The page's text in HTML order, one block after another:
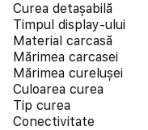
Curea detașabilă
Timpul display-ului
Material carcasă
Mărimea carcasei
Mărimea curelușei
Culoarea curea
Tip curea
Conectivitate